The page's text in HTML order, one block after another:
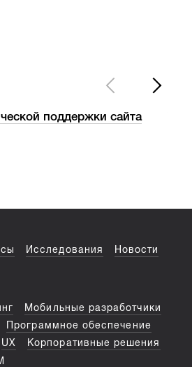
поддержки сайта
Исследования Новости
Мобильные разработчики
Программное обеспечение
UX
Корпоративные решения